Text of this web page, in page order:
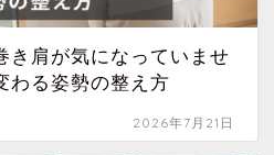
き肩が気になっていませ
わる姿勢の整え方
2026年7月21日